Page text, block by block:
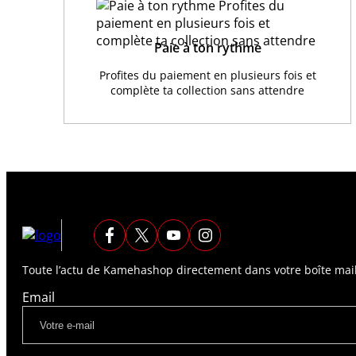
Paie à ton rythme
Profites du paiement en plusieurs fois et
complète ta collection sans attendre
Toute l’actu de Kamehashop directement dans votre boîte
Email